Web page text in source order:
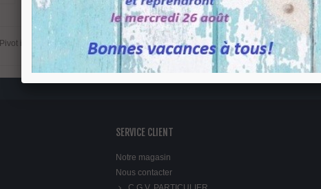
Pivot inférieur et supérieur en inox pour porte double action en bois. Poids maxi de la
SERVICE CLIENT
Notre magasin
Nous contacter